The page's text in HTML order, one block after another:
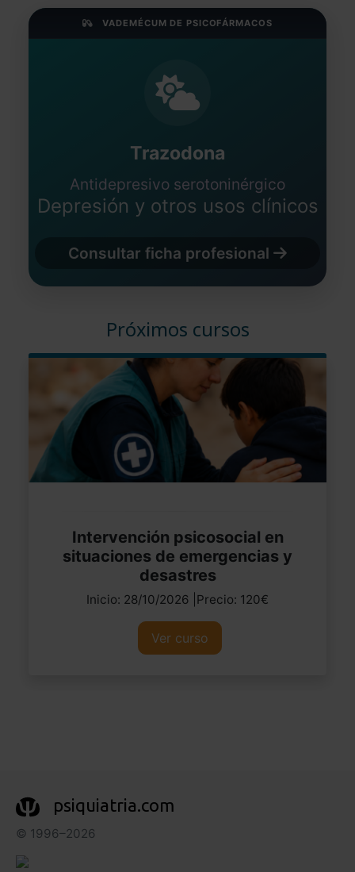
VADEMÉCUM DE PSICOFÁRMACOS
Trazodona
Antidepresivo serotoninérgico
Depresión y otros usos clínicos
Consultar ficha profesional
Próximos cursos
Intervención psicosocial en
situaciones de emergencias y
desastres
Inicio: 28/10/2026 |Precio: 120€
Ver curso
psiquiatria.com
© 1996–2026